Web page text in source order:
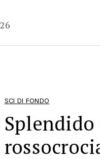
SCI DI FONDO